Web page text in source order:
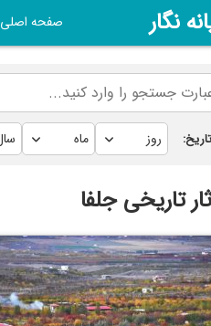
نگار صفحه اصلی
تاریخی جلفا